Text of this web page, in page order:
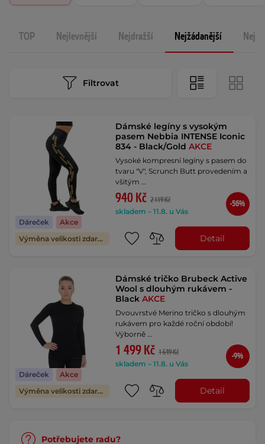
TOP Nejlevnější Nejdražší Nejžádanější
Filtrovat
Dáreček
Akce
Výměna velikosti zdarma
Dámské legíny s vysokým
pasem Nebbia INTENSE Iconic
834 - Black/GoldAKCE
Vysoké kompresní legíny s pasem do
tvaru "V", Scrunch Butt provedením a
všitým …
940 Kč 2 119 Kč
skladem – 11.8. u Vás
-56%
Detail
Dáreček
Akce
Výměna velikosti zdarma
Dámské tričko Brubeck Active
Wool s dlouhým rukávem -
BlackAKCE
Dvouvrstvé Merino tričko s dlouhým
rukávem pro každé roční období!
Výborně …
1 499 Kč 1 649 Kč
skladem – 11.8. u Vás
-9%
Detail
Potřebujete radu?